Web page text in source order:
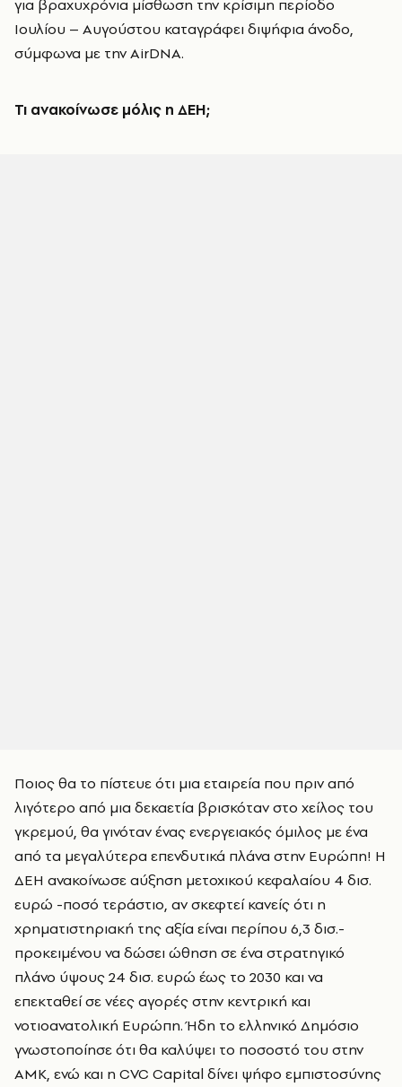
για βραχυχρόνια μίσθωση την κρίσιμη περίοδο
Ιουλίου – Αυγούστου καταγράφει διψήφια άνοδο,
σύμφωνα με την AirDNA.
Τι ανακοίνωσε μόλις η ΔΕΗ;
Ποιος θα το πίστευε ότι μια εταιρεία που πριν από
λιγότερο από μια δεκαετία βρισκόταν στο χείλος του
γκρεμού, θα γινόταν ένας ενεργειακός όμιλος με ένα
από τα μεγαλύτερα επενδυτικά πλάνα στην Ευρώπη! Η
ΔΕΗ ανακοίνωσε αύξηση μετοχικού κεφαλαίου 4 δισ.
ευρώ -ποσό τεράστιο, αν σκεφτεί κανείς ότι η
χρηματιστηριακή της αξία είναι περίπου 6,3 δισ.-
προκειμένου να δώσει ώθηση σε ένα στρατηγικό
πλάνο ύψους 24 δισ. ευρώ έως το 2030 και να
επεκταθεί σε νέες αγορές στην κεντρική και
νοτιοανατολική Ευρώπη. Ήδη το ελληνικό Δημόσιο
γνωστοποίησε ότι θα καλύψει το ποσοστό του στην
ΑΜΚ, ενώ και η CVC Capital δίνει ψήφο εμπιστοσύνης